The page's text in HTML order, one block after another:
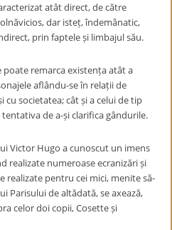
atât direct, de către
dar isteț, îndemânatic,
prin faptele și limbajul său.
poate remarca existența atât a
aflându-se în relații de
cu societatea; cât și a celui de tip
de a-și clarifica gândurile.
Victor Hugo a cunoscut un imens
realizate numeroase ecranizări și
realizate pentru cei mici, menite să-
Parisului de altădată, se axează,
celor doi copii, Cosette și